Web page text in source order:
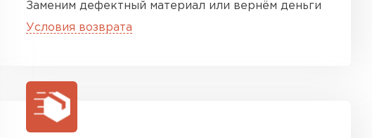
Заменим дефектный материал или вернём деньги
Условия возврата
ПЕРЕЙТИ
Утеплитель Isoroc
ПЕРЕЙТИ